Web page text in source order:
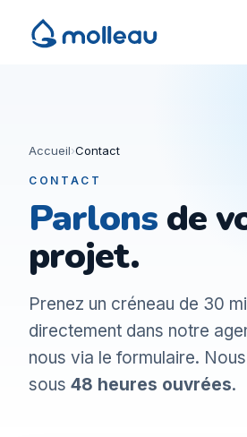
Accueil›Contact
CONTACT
Parlons de
projet.
Prenez un créneau de 30
directement dans notre
nous via le formulaire.
sous 48 heures ouvrées.